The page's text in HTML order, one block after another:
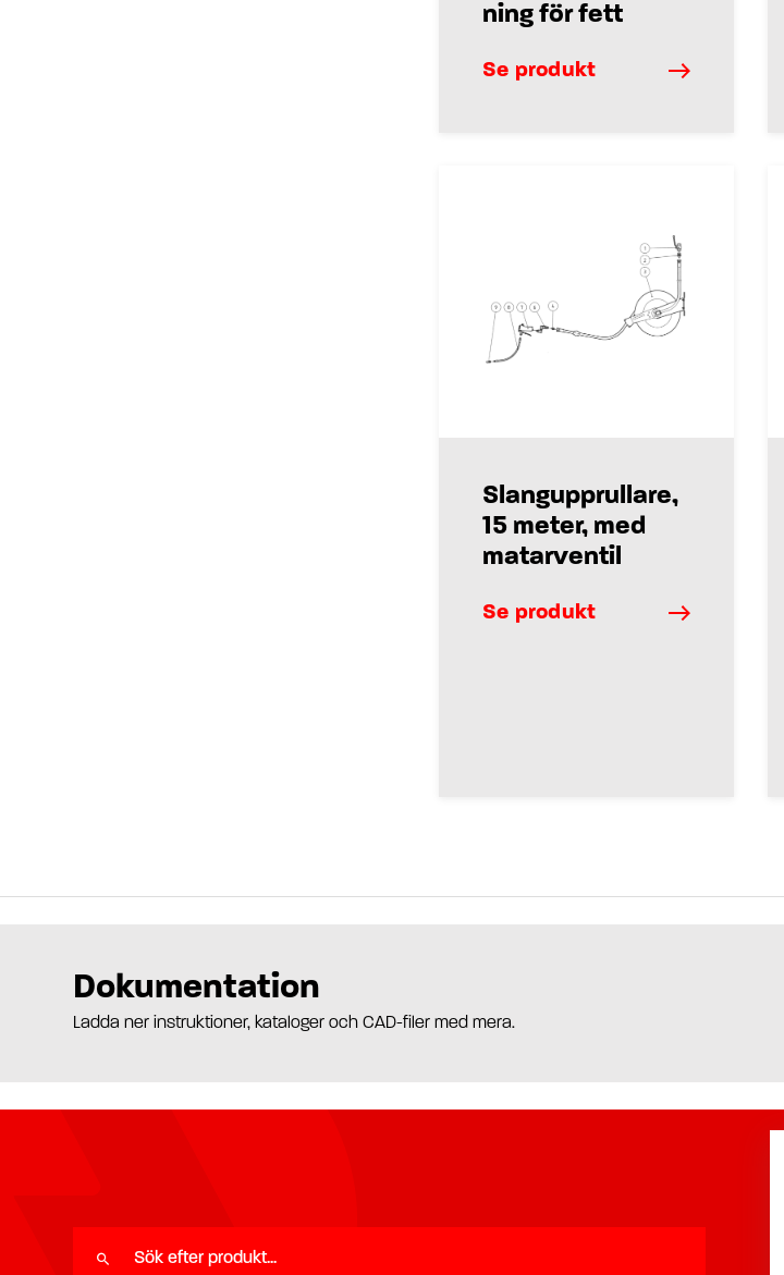
ning för fett
Se produkt
Slangupprullare,
15 meter, med
matarventil
Se produkt
Dokumentation
Ladda ner instruktioner, kataloger och CAD-filer med mera.